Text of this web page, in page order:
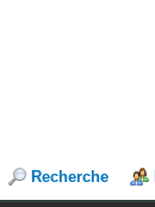
Recherche